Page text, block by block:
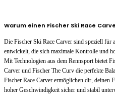
Warum einen Fischer Ski Race
Die Fischer Ski Race Carver sind speziell
entwickelt, die sich maximale Kontrolle und
Mit Technologien aus dem Rennsport bietet
Carver und Fischer The Curv die perfekte
Fischer Race Carver ermöglichen dir, deinen
hoher Geschwindigkeit sicher und stabil